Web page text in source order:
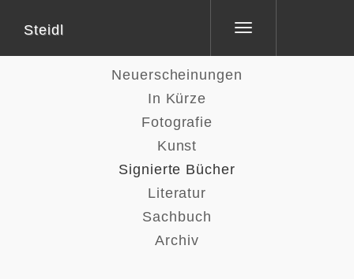
Toggle
Steidl
Neuerscheinungen
In Kürze
Fotografie
Kunst
Signierte Bücher
Literatur
Sachbuch
Archiv